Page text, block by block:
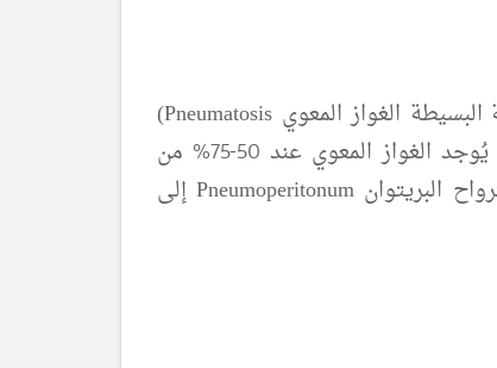
الغواز المعوي (Pneumatosis
،(وجود الغاز في جدار الامعاء ) و هي علامةٌ مشخصةٌ لالتهاب الكولون النخري عند الولدان، يُوجد الغواز المعوي عند 50-75% من
البريتوان Pneumoperitonumإلى